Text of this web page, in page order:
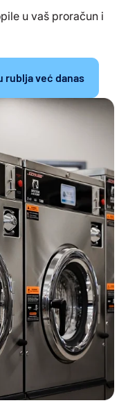
u vaš proračun i
rublja već danas